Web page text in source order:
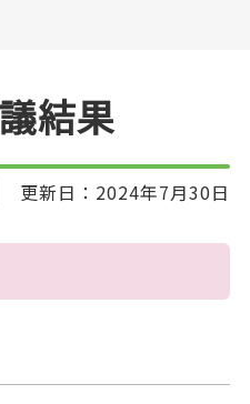
結果
更新日：2024年7月30日